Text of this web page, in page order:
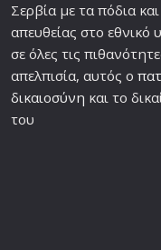
Σερβία με τα πόδια
απευθείας στο εθνικό
σε όλες τις
απελπισία, αυτός ο
δικαιοσύνη και το
του